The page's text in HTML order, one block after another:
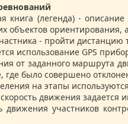
книга (легенда) -
объектов
- пройти
использование GPS
от заданного маршрута
где было совершено
на этапы
движения
движения участников